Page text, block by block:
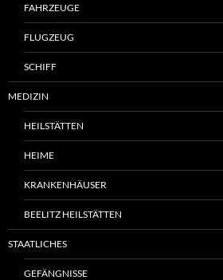
FAHRZEUGE
FLUGZEUG
SCHIFF
MEDIZIN
HEILSTÄTTEN
HEIME
KRANKENHÄUSER
BEELITZ HEILSTÄTTEN
STAATLICHES
GEFÄNGNISSE